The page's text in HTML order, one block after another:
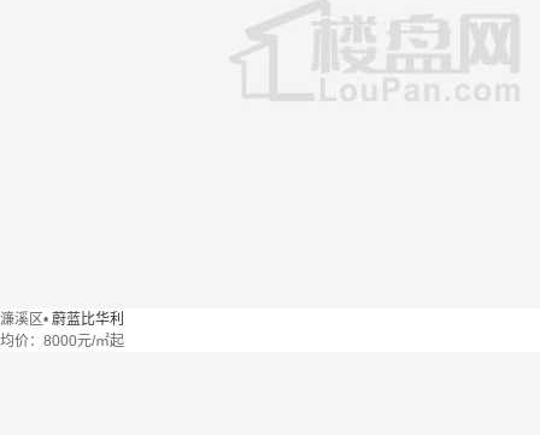
濂溪区• 蔚蓝比华利
均价： 8000元/㎡起